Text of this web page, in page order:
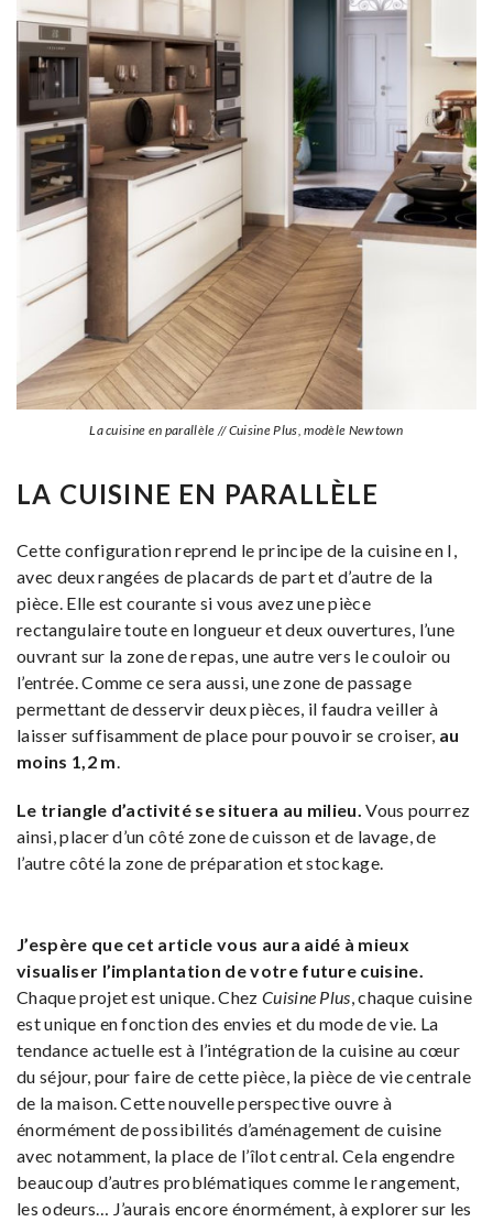
La cuisine en parallèle // Cuisine Plus, modèle Newtown
LA CUISINE EN PARALLÈLE
Cette configuration reprend le principe de la cuisine en I,
avec deux rangées de placards de part et d’autre de la
pièce. Elle est courante si vous avez une pièce
rectangulaire toute en longueur et deux ouvertures, l’une
ouvrant sur la zone de repas, une autre vers le couloir ou
l’entrée. Comme ce sera aussi, une zone de passage
permettant de desservir deux pièces, il faudra veiller à
laisser suffisamment de place pour pouvoir se croiser, au
moins 1,2 m
Le triangle d’activité se situera au milieu. Vous pourrez
ainsi, placer d’un côté zone de cuisson et de lavage, de
l’autre côté la zone de préparation et stockage.
J’espère que cet article vous aura aidé à mieux
visualiser l’implantation de votre future cuisine.
Chaque projet est unique. Chez Cuisine Plus , chaque cuisine
est unique en fonction des envies et du mode de vie. La
tendance actuelle est à l’intégration de la cuisine au cœur
du séjour, pour faire de cette pièce, la pièce de vie centrale
de la maison. Cette nouvelle perspective ouvre à
énormément de possibilités d’aménagement de cuisine
avec notamment, la place de l’îlot central. Cela engendre
beaucoup d’autres problématiques comme le rangement,
les odeurs… J’aurais encore énormément, à explorer sur les